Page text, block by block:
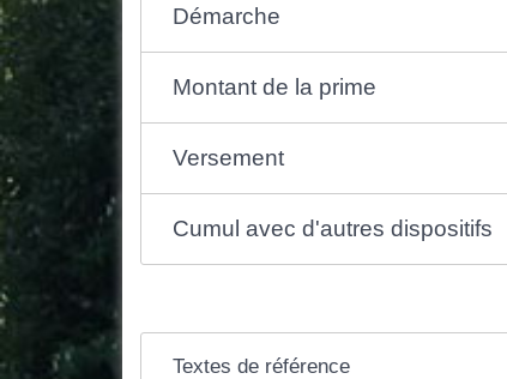
Démarche
Montant de la prime
Versement
Cumul avec d'autres dispositifs
Textes de référence